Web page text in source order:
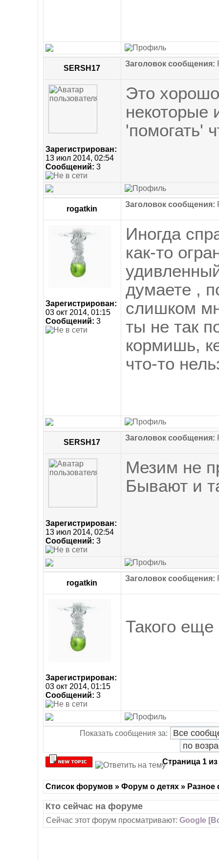
SERSH17
Заголовок сообщения:
Зарегистрирован:
13 июл 2014, 02:54
Сообщений: 3
Это
некоторые
'помогать'
rogatkin
Заголовок сообщения:
Зарегистрирован:
03 окт 2014, 01:15
Сообщений: 3
Иногда
как-то
думаете ,
слишком
ты не так
кормишь,
что-то
SERSH17
Заголовок сообщения:
Зарегистрирован:
13 июл 2014, 02:54
Сообщений: 3
Мезим не
Бывают и
rogatkin
Заголовок сообщения:
Зарегистрирован:
03 окт 2014, 01:15
Сообщений: 3
Такого
Показать сообщения за:
Страница 1из
Список форумов » Форум о детях » Разное
Кто сейчас на форуме
Сейчас этот форум просматривают: Google